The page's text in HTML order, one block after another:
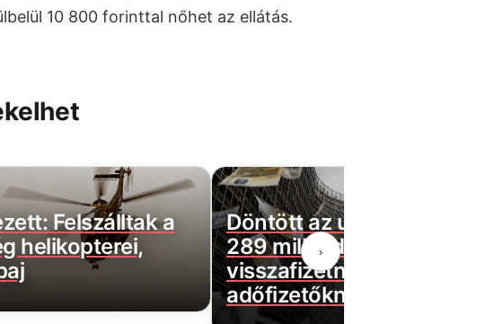
10 800 forinttal nőhet az ellátás.
Felszálltak a
helikopterei,
Döntött az uniós bíróság:
289 milliárd forintot kell
visszafizetni az
adőfizetőknek a Fidesz miatt
›